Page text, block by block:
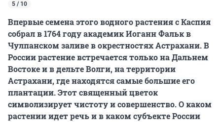
5 / 10
Впервые семена этого водного растения с Каспия
собрал в 1764 году академик Иоганн Фальк в
Чулпанском заливе в окрестностях Астрахани. В
России растение встречается только на Дальнем
Востоке и в дельте Волги, на территории
Астрахани, где находятся самые большие его
плантации. Этот священный цветок
символизирует чистоту и совершенство. О каком
растении идет речь и в каком субъекте России